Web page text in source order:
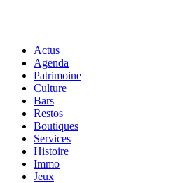
Actus
Agenda
Patrimoine
Culture
Bars
Restos
Boutiques
Services
Histoire
Immo
Jeux